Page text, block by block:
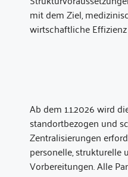
mit dem Ziel,
wirtschaftliche
Ab dem 1.1.2026 wird
standortbezogen und
Zentralisierungen
personelle, strukturelle
Vorbereitungen. Alle